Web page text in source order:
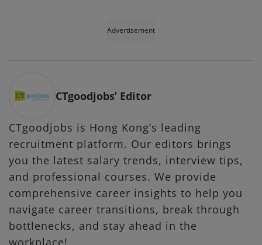
Advertisement
CTgoodjobs’ Editor
CTgoodjobs is Hong Kong’s leading
recruitment platform. Our editors brings
you the latest salary trends, interview tips,
and professional courses. We provide
comprehensive career insights to help you
navigate career transitions, break through
bottlenecks, and stay ahead in the
workplace!